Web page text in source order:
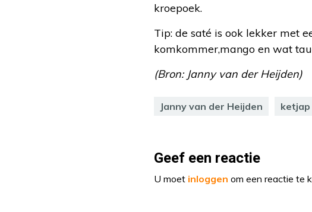
kroepoek.
Tip: de saté is ook lekker met
komkommer,mango en wat
(Bron: Janny van der Heijden)
Janny van der Heijden ketjap
Geef een reactie
U moet inloggen om een reactie te